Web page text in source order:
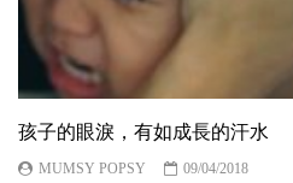
孩子的眼淚，有如成長的汗水
MUMSY POPSY
09/04/2018